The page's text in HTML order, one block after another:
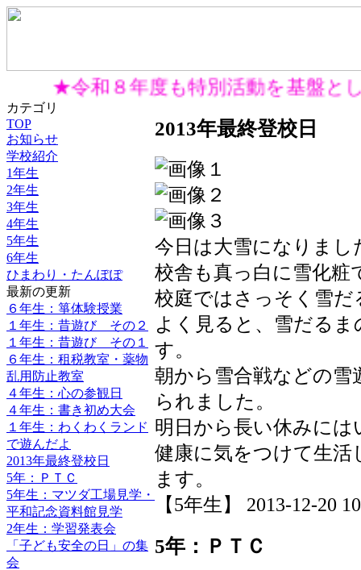
★令和８年度も特別活動を基盤と
カテゴリ
TOP
お知らせ
学校紹介
1年生
2年生
3年生
4年生
5年生
6年生
ひまわり・たんぽぽ
最新の更新
６年生：箏体験授業
１年生：昔遊び その２
１年生：昔遊び その１
６年生：租税教室・薬物
乱用防止教室
４年生：心の参観日
４年生：書き初め大会
１年生：わくわくランド
で遊んだよ
2013年最終登校日
5年：ＰＴＣ
5年生：マツダ工場見学・
平和記念資料館見学
2年生：学習発表会
「子ども安全の日」の集
会
2013年最終登校日
今日は大雪になりまし
校舎も真っ白に雪化粧
校庭ではさっそく雪
よく見ると、雪だる
す。
朝から雪合戦などの
られました。
明日から長い休みには
健康に気をつけて生
ます。
【5年生】 2013-12-20
5年：ＰＴＣ